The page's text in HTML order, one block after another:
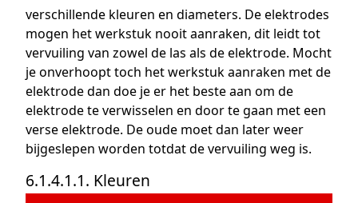
verschillende kleuren en diameters. De elektrodes
mogen het werkstuk nooit aanraken, dit leidt tot
vervuiling van zowel de las als de elektrode. Mocht
je onverhoopt toch het werkstuk aanraken met de
elektrode dan doe je er het beste aan om de
elektrode te verwisselen en door te gaan met een
verse elektrode. De oude moet dan later weer
bijgeslepen worden totdat de vervuiling weg is.
6.1.4.1.1. Kleuren